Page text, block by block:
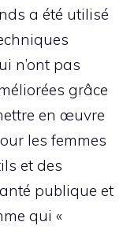
a été utilisé
n’ont pas
grâce
en œuvre
les femmes
et des
publique et
qui «